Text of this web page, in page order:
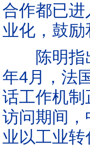
合作都已
业化，鼓
陈明指出
年4月，法
话工作机
访问期间
业以工业